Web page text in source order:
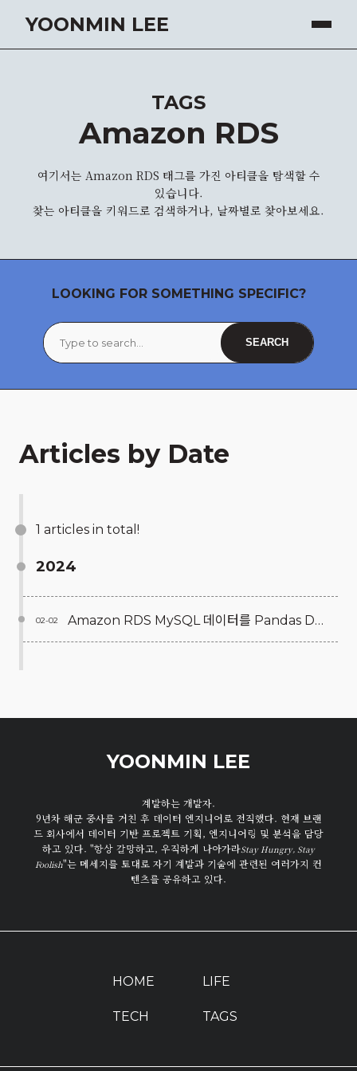
YOONMIN LEE
TAGS
Amazon RDS
여기서는 Amazon RDS 태그를 가진 아티클을 탐색할 수
있습니다.
찾는 아티클을 키워드로 검색하거나, 날짜별로 찾아보세요.
LOOKING FOR SOMETHING SPECIFIC?
Articles by Date
1 articles in total!
2024
02-02 Amazon RDS MySQL 데이터를 Pandas DataFrame으로 가져오는 방법
YOONMIN LEE
계발하는 개발자.
9년차 해군 중사를 거친 후 데이터 엔지니어로 전직했다. 현재 브랜
드 회사에서 데이터 기반 프로젝트 기획, 엔지니어링 및 분석을 담당
하고 있다. "항상 갈망하고, 우직하게 나아가라Stay Hungry, Stay
Foolish"는 메세지를 토대로 자기 계발과 기술에 관련된 여러가지 컨
텐츠를 공유하고 있다.
HOME LIFE
TECH TAGS